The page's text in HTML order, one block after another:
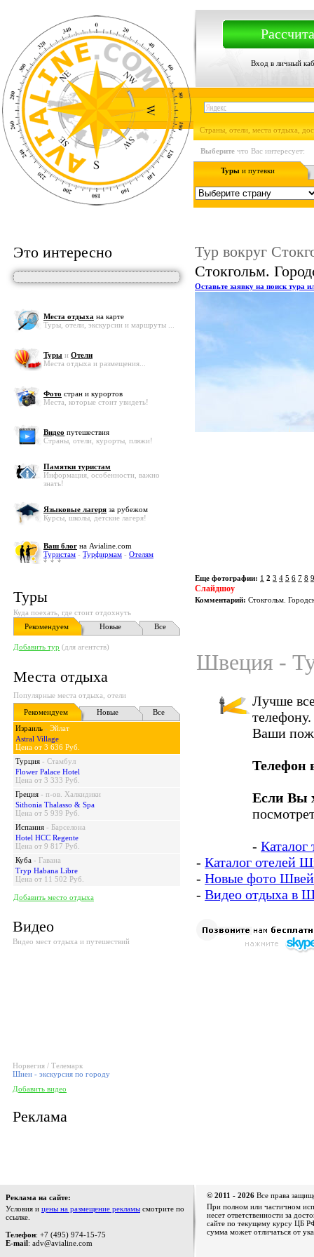
Вход в личный
Страны, отели, места отдыха,
Выберите что Вас интересует:
Туры и путевки
Это интересно
Места отдыха на карте
Туры, отели, экскурсии и маршруты ...
Туры и Отели
Места отдыха и размещения...
Фото стран и курортов
Места, которые стоит увидеть!
Видео путешествия
Страны, отели, курорты, пляжи!
Памятки туристам
Информация, особенности, важно
знать!
Языковые лагеря за рубежом
Курсы, школы, детские лагеря!
Ваш блог на Avialine.com
Туристам - Турфирмам - Отелям
Туры
Куда поехать, где стоит отдохнуть
Рекомендуем
Новые Все
Добавить тур (для агентств)
Места отдыха
Популярные места отдыха, отели
Рекомендуем
Новые
Все
Израиль - Эйлат
Astral Village
Цена от 3 636 Руб.
Турция - Стамбул
Flower Palace Hotel
Цена от 3 333 Руб.
Греция - п-ов. Халкидики
Sithonia Thalasso & Spa
Цена от 5 939 Руб.
Испания - Барселона
Hotel HCC Regente
Цена от 9 817 Руб.
Куба - Гавана
Tryp Habana Libre
Цена от 11 502 Руб.
Добавить место отдыха
Видео
Видео мест отдыха и путешествий
Норвегия / Телемарк
Шиен - экскурсия по городу
Добавить видео
Реклама
Тур вокруг
Стокгольм.
Оставьте заявку на поиск тура
Еще фотографии: 1 2 3 4 5 6 7 8 9
Слайдшоу
Комментарий: Стокгольм.
Швеция -
Лучше
Ваши
Телефон
Если Вы
-
- Каталог отелей
- Новые фото
- Видео отдыха в
Реклама на сайте:
Условия и цены на размещение рекламы смотрите по
ссылке.
Телефон: +7 (495) 974-15-75
E-mail: adv@avialine.com
© 2011 - 2026 Все права
При полном или частичном
несет ответственности за
сайте по текущему курсу ЦБ
сумма может отличаться от